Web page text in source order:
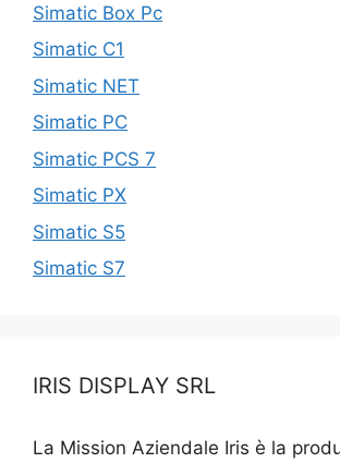
Simatic Box Pc
Simatic C1
Simatic NET
Simatic PC
Simatic PCS 7
Simatic PX
Simatic S5
Simatic S7
IRIS DISPLAY SRL
La Mission Aziendale Iris è la